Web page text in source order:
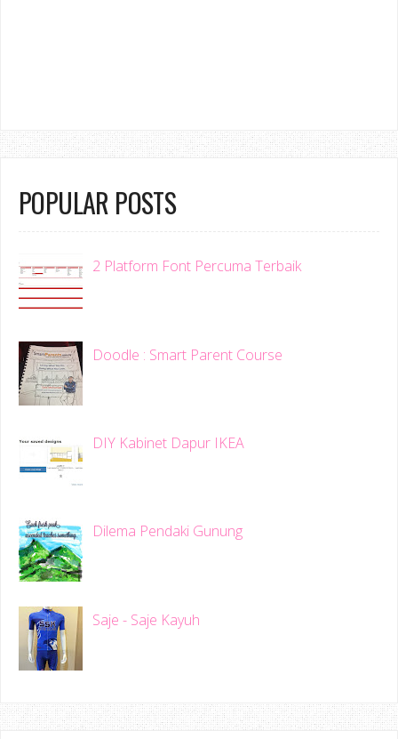
POPULAR POSTS
2 Platform Font Percuma Terbaik
Doodle : Smart Parent Course
DIY Kabinet Dapur IKEA
Dilema Pendaki Gunung
Saje - Saje Kayuh